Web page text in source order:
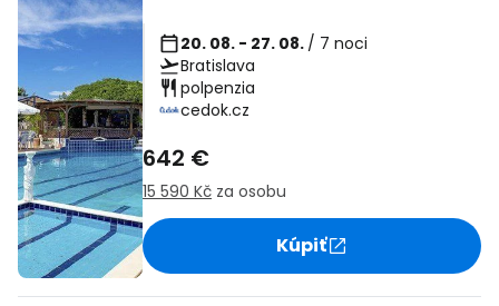
20. 08. - 27. 08. / 7 noci
Bratislava
polpenzia
cedok.cz
642 €
15 590 Kč za osobu
Kúpiť